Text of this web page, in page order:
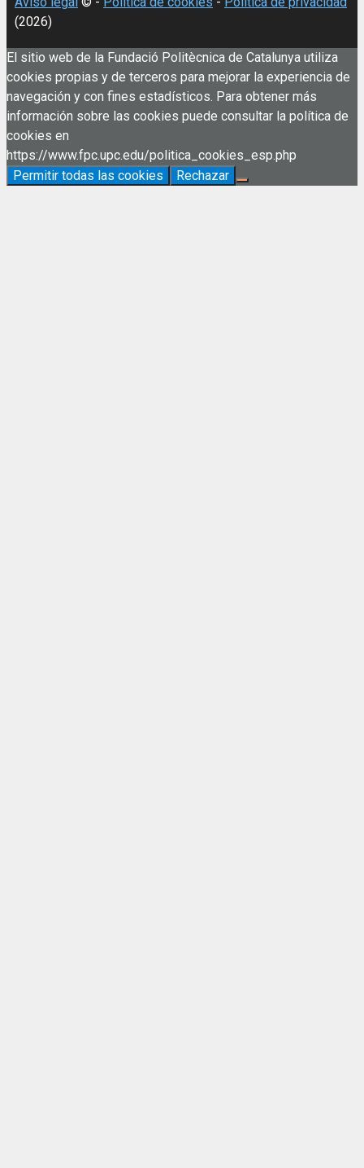
(2026)
El sitio web de la Fundació Politècnica de Catalunya utiliza
cookies propias y de terceros para mejorar la experiencia de
navegación y con fines estadísticos. Para obtener más
información sobre las cookies puede consultar la política de
cookies en
https://www.fpc.upc.edu/politica_cookies_esp.php
Permitir todas las cookies
Rechazar